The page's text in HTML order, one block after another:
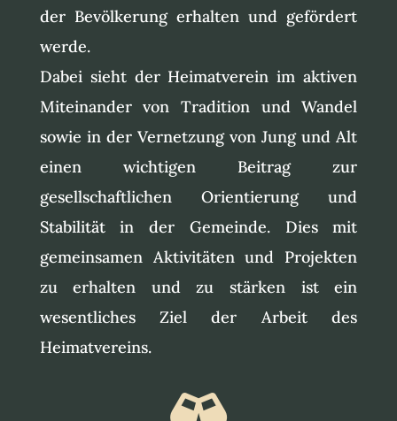
der Bevölkerung erhalten und gefördert
werde.
Dabei sieht der Heimatverein im aktiven
Miteinander von Tradition und Wandel
sowie in der Vernetzung von Jung und Alt
einen wichtigen Beitrag zur
gesellschaftlichen Orientierung und
Stabilität in der Gemeinde. Dies mit
gemeinsamen Aktivitäten und Projekten
zu erhalten und zu stärken ist ein
wesentliches Ziel der Arbeit des
Heimatvereins.